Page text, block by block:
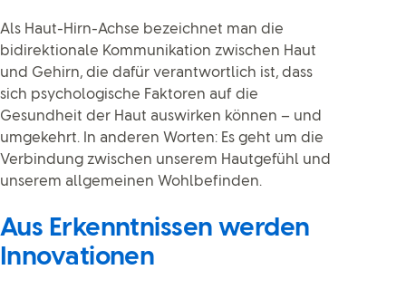
Als Haut-Hirn-Achse bezeichnet man die
bidirektionale Kommunikation zwischen Haut
und Gehirn, die dafür verantwortlich ist, dass
sich psychologische Faktoren auf die
Gesundheit der Haut auswirken können – und
umgekehrt. In anderen Worten: Es geht um die
Verbindung zwischen unserem Hautgefühl und
unserem allgemeinen Wohlbefinden.
Aus Erkenntnissen werden
Innovationen